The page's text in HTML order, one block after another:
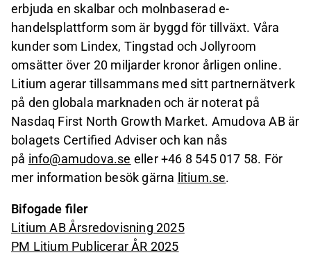
erbjuda en skalbar och molnbaserad e-
handelsplattform som är byggd för tillväxt. Våra
kunder som Lindex, Tingstad och Jollyroom
omsätter över 20 miljarder kronor årligen online.
Litium agerar tillsammans med sitt partnernätverk
på den globala marknaden och är noterat på
Nasdaq First North Growth Market. Amudova AB är
bolagets Certified Adviser och kan nås
på info@amudova.se eller +46 8 545 017 58. För
mer information besök gärna litium.se.
Bifogade filer
Litium AB Årsredovisning 2025
PM Litium Publicerar ÅR 2025